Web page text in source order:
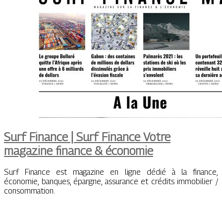
Surf Finance | Surf Finance Votre
magazine finance & économie
Surf Finance est magazine en ligne dédié à la finance,
économie, banques, épargne, assurance et crédits immobilier /
consommation.